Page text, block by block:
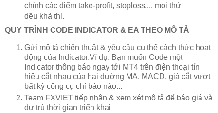
chỉnh các điểm take-profit, stoploss,... mọi thứ
đều khả thi.
QUY TRÌNH CODE INDICATOR & EA THEO MÔ TẢ
Gửi mô tả chiến thuật & yêu cầu cụ thể cách thức hoạt
động của Indicator.Ví dụ: Bạn muốn Code một
Indicator thông báo ngay tới MT4 trên điện thoại tín
hiệu cắt nhau của hai đường MA, MACD, giá cắt vượt
bất kỳ công cụ chỉ báo nào...
Team FXVIET tiếp nhận & xem xét mô tả để báo giá và
dự trù thời gian triển khai